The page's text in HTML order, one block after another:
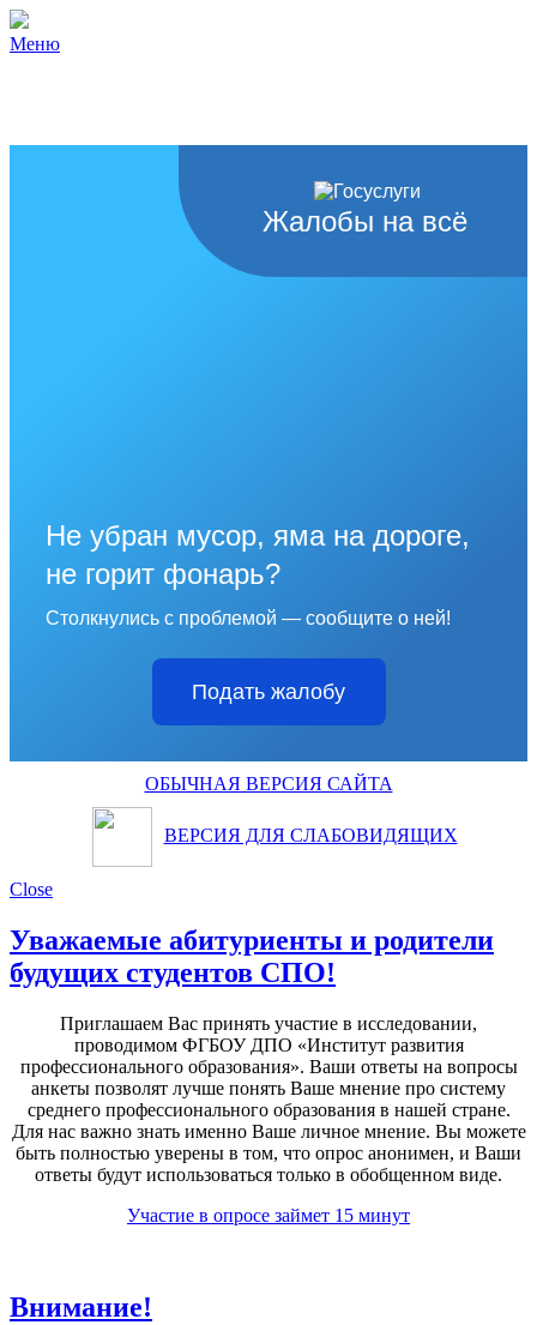
Меню
Жалобы на всё
Не убран мусор, яма на дороге,
не горит фонарь?
Столкнулись с проблемой — сообщите о ней!
Подать жалобу
ОБЫЧНАЯ ВЕРСИЯ САЙТА
ВЕРСИЯ ДЛЯ СЛАБОВИДЯЩИХ
Close
Уважаемые абитуриенты и родители
будущих студентов СПО!
Приглашаем Вас принять участие в исследовании,
проводимом ФГБОУ ДПО «Институт развития
профессионального образования». Ваши ответы на вопросы
анкеты позволят лучше понять Ваше мнение про систему
среднего профессионального образования в нашей стране.
Для нас важно знать именно Ваше личное мнение. Вы можете
быть полностью уверены в том, что опрос анонимен, и Ваши
ответы будут использоваться только в обобщенном виде.
Участие в опросе займет 15 минут
Внимание!